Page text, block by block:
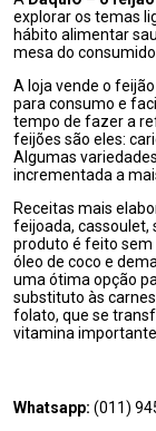
explorar os temas
hábito alimentar
mesa do
A loja vende o
para consumo e
tempo de fazer a
feijões são eles:
Algumas
incrementada a
Receitas mais
feijoada, cassoulet,
produto é feito sem
óleo de coco e
uma ótima opção
substituto às
folato, que se
vitamina
Whatsapp: (011)